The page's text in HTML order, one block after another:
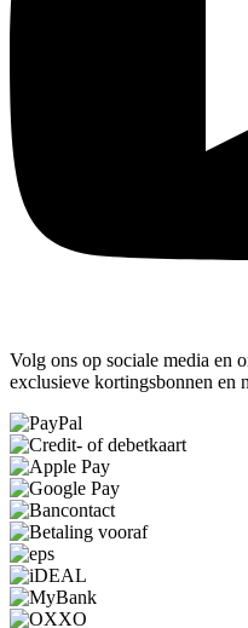
Volg ons op sociale media en
exclusieve kortingsbonnen en